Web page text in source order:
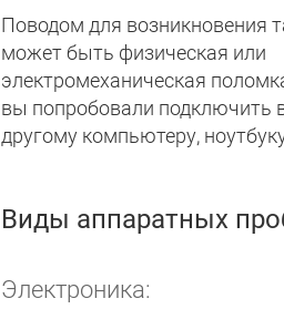
Поводом для возникновения
может быть физическая или
электромеханическая
вы попробовали подключить
другому компьютеру,
Виды аппаратных
Электроника: